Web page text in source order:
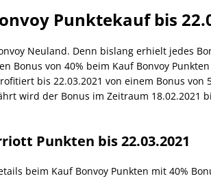
Punktekauf bis
Neuland. Denn bislang erhielt jedes
Bonus von 40% beim Kauf Bonvoy
bis 22.03.2021 von einem Bonus
wird der Bonus im Zeitraum 18.02.2021
Punkten bis 22.03.2021
beim Kauf Bonvoy Punkten mit 40%